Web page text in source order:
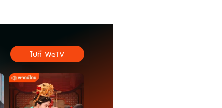
ไปที่ WeTV